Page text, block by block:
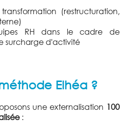
(restructuration,
RH dans le cadre de
surcharge d'activité
Elhéa ?
une externalisation 100
: